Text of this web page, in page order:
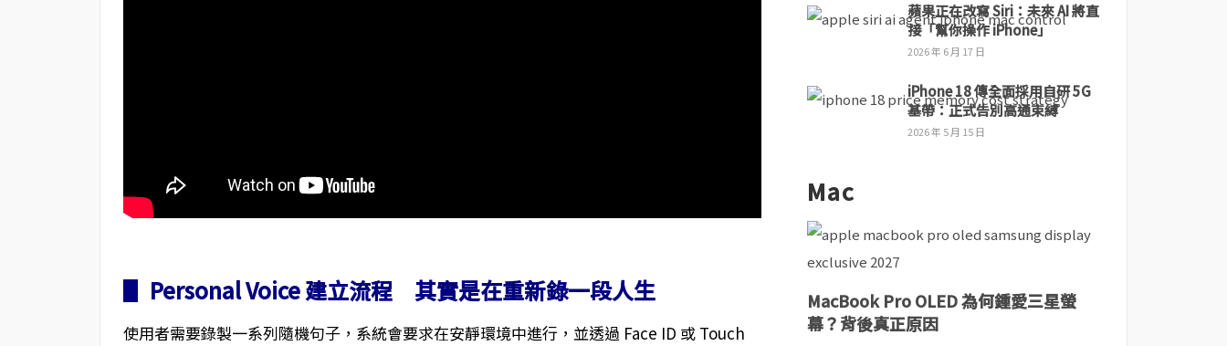
▋ Personal Voice 建立流程 其實是在重新錄一段人生
使用者需要錄製一系列隨機句子，系統會要求在安靜環境中進行，並透過 Face ID 或 Touch
蘋果正在改寫 Siri：未來 AI 將直
接「幫你操作 iPhone」
2026 年 6 月 17 日
iPhone 18 傳全面採用自研 5G
基帶：正式告別高通束縛
2026 年 5 月 15 日
Mac
MacBook Pro OLED 為何鍾愛三星螢
幕？背後真正原因